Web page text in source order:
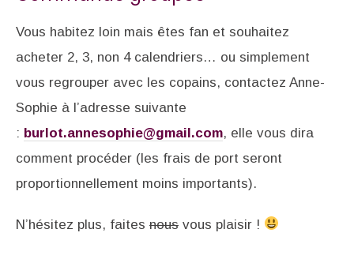
Vous habitez loin mais êtes fan et souhaitez
acheter 2, 3, non 4 calendriers… ou simplement
vous regrouper avec les copains, contactez Anne-
Sophie à l’adresse suivante
: burlot.annesophie@gmail.com, elle vous dira
comment procéder (les frais de port seront
proportionnellement moins importants).
N’hésitez plus, faites nous vous plaisir !